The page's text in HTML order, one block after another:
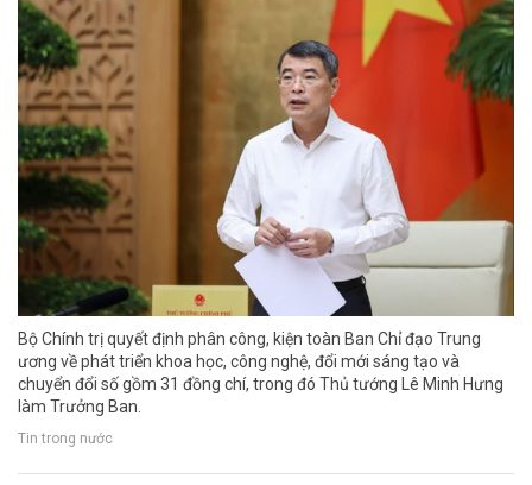
Bộ Chính trị quyết định phân công, kiện toàn Ban Chỉ đạo Trung
ương về phát triển khoa học, công nghệ, đổi mới sáng tạo và
chuyển đổi số gồm 31 đồng chí, trong đó Thủ tướng Lê Minh Hưng
làm Trưởng Ban.
Tin trong nước